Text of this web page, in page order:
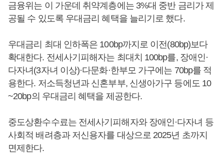
금융위는 이 가운데 취약계층에는 3%대 중반 금리가 제
공될 수 있도록 우대금리 혜택을 늘리기로 했다.
우대금리 최대 인하폭은 100bp까지로 이전(80bp)보다
확대한다. 전세사기피해자는 최대치 100bp를, 장애인·
다자녀(3자녀 이상)·다문화·한부모 가구에는 70bp를 적
용한다. 저소득청년과 신혼부부, 신생아가구 등에도 10
~20bp의 우대금리 혜택을 제공한다.
중도상환수수료는 전세사기피해자와 장애인·다자녀 등
사회적 배려층과 저신용자를 대상으로 2025년 초까지
면제한다.